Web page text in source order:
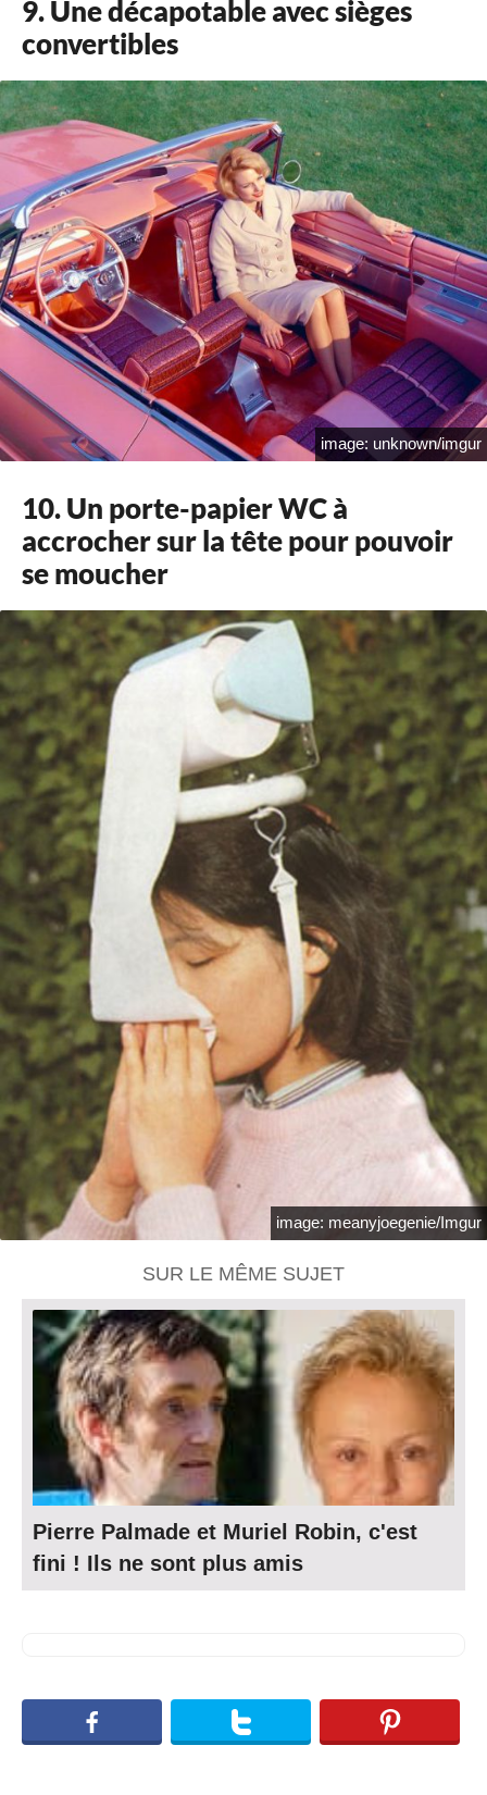
9. Une décapotable avec sièges
convertibles
image: unknown/imgur
10. Un porte-papier WC à
accrocher sur la tête pour pouvoir
se moucher
image: meanyjoegenie/Imgur
SUR LE MÊME SUJET
Pierre Palmade et Muriel Robin, c'est
fini ! Ils ne sont plus amis